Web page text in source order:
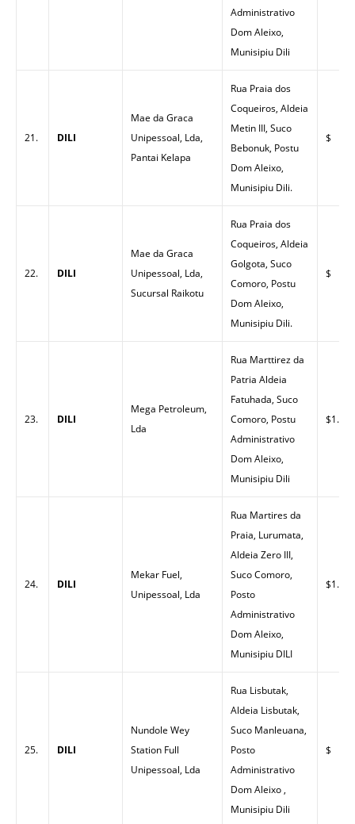
Administrativo
Dom Aleixo,
Munisipiu Dili
21. DILI
Mae da Graca
Unipessoal, Lda,
Pantai Kelapa
Rua Praia dos
Coqueiros, Aldeia
Metin III, Suco
Bebonuk, Postu
Dom Aleixo,
Munisipiu Dili.
$
22. DILI
Mae da Graca
Unipessoal, Lda,
Sucursal Raikotu
Rua Praia dos
Coqueiros, Aldeia
Golgota, Suco
Comoro, Postu
Dom Aleixo,
Munisipiu Dili.
$
23. DILI
Mega Petroleum,
Lda
Rua Marttirez da
Patria Aldeia
Fatuhada, Suco
Comoro, Postu
Administrativo
Dom Aleixo,
Munisipiu Dili
$1.53
24. DILI
Mekar Fuel,
Unipessoal, Lda
Rua Martires da
Praia, Lurumata,
Aldeia Zero III,
Suco Comoro,
Posto
Administrativo
Dom Aleixo,
Munisipiu DILI
$1.53
25. DILI
Nundole Wey
Station Full
Unipessoal, Lda
Rua Lisbutak,
Aldeia Lisbutak,
Suco Manleuana,
Posto
Administrativo
Dom Aleixo ,
Munisipiu Dili
$